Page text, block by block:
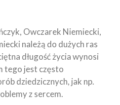
Owczarek Niemiecki,
należą do dużych ras
długość życia wynosi
tego jest często
dziedzicznych, jak np.
z sercem.